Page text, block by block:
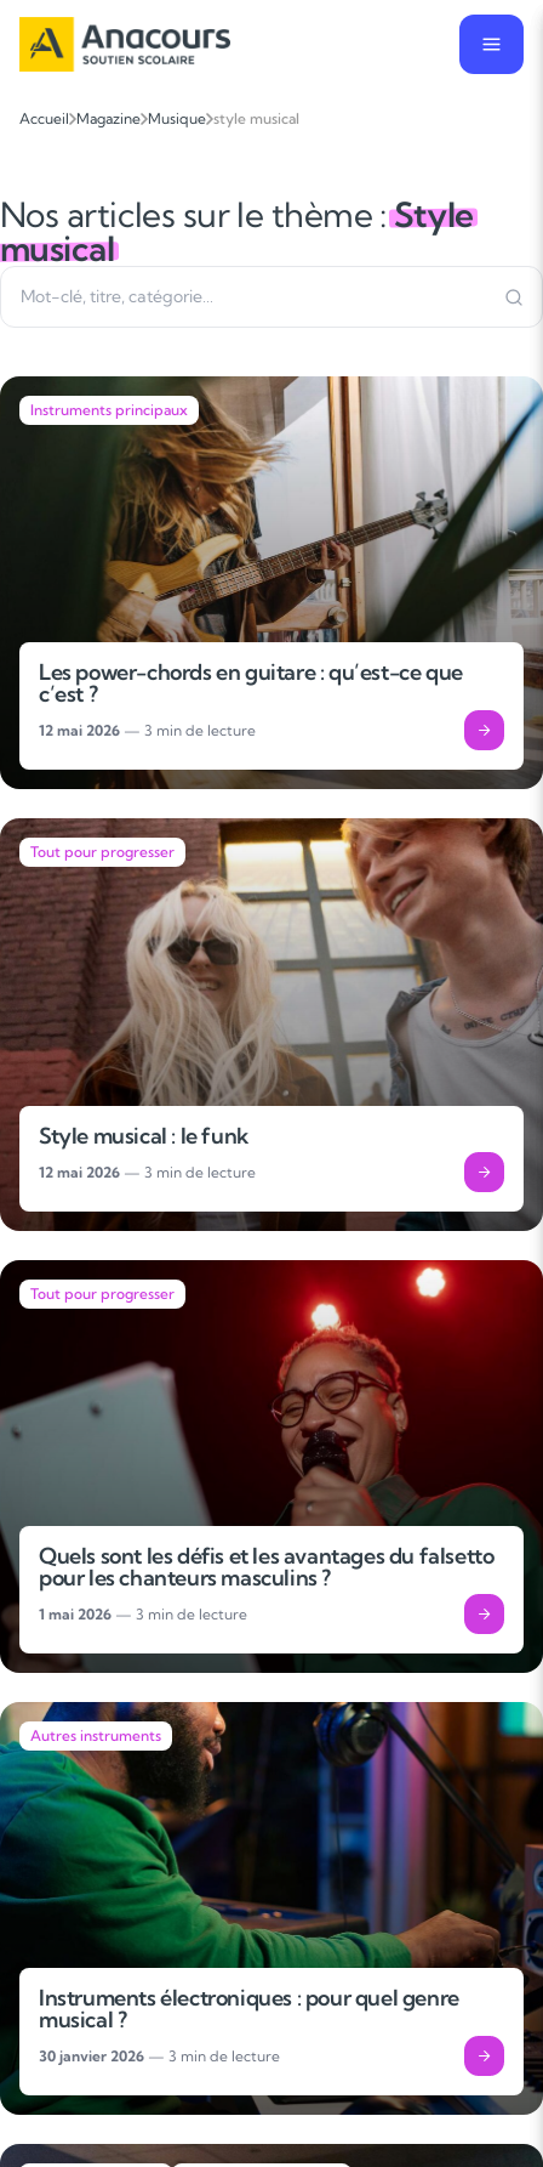
Accueil Magazine Musique style musical
Nos articles sur le thème :Style
musical
Instruments principaux
Les power-chords en guitare : qu’est-ce que
c’est ?
12 mai 2026 — 3 min de lecture
Tout pour progresser
Style musical : le funk
12 mai 2026 — 3 min de lecture
Tout pour progresser
Quels sont les défis et les avantages du falsetto
pour les chanteurs masculins ?
1 mai 2026 — 3 min de lecture
Autres instruments
Instruments électroniques : pour quel genre
musical ?
30 janvier 2026 — 3 min de lecture